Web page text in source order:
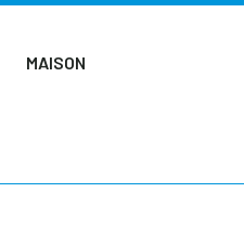
MAISON